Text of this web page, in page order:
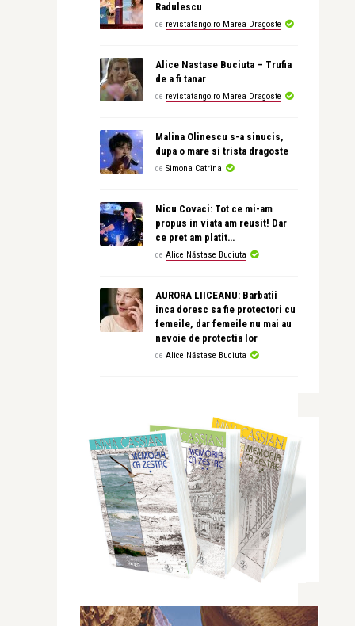
Radulescu
de revistatango.ro Marea Dragoste
Alice Nastase Buciuta – Trufia
de a fi tanar
de revistatango.ro Marea Dragoste
Malina Olinescu s-a sinucis,
dupa o mare si trista dragoste
de Simona Catrina
Nicu Covaci: Tot ce mi-am
propus in viata am reusit! Dar
ce pret am platit…
de Alice Năstase Buciuta
AURORA LIICEANU: Barbatii
inca doresc sa fie protectori cu
femeile, dar femeile nu mai au
nevoie de protectia lor
de Alice Năstase Buciuta